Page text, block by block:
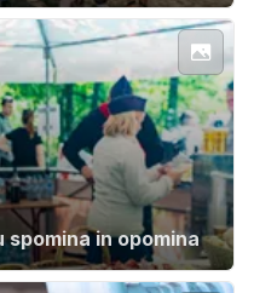
spomina in opomina